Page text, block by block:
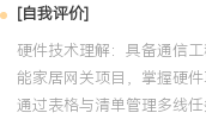
[自我评价]
硬件技术理解：具备通信
能家居网关项目，掌握硬
通过表格与清单管理多线